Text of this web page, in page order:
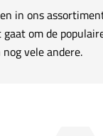
in ons
gaat om de
vele andere.